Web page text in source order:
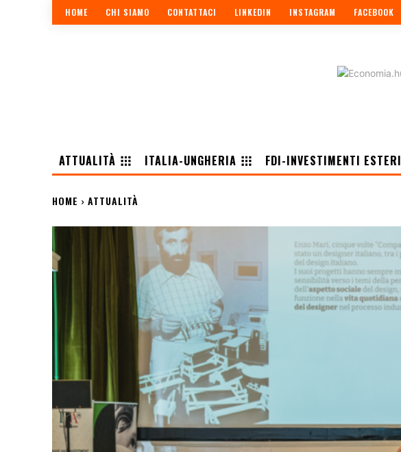
HOME CHI SIAMO CONTATTACI LINKEDIN INSTAGRAM FACEBOOK
ATTUALITÀ
ITALIA-UNGHERIA FDI-INVESTIMENTI ESTERI
HOME ATTUALITÀ